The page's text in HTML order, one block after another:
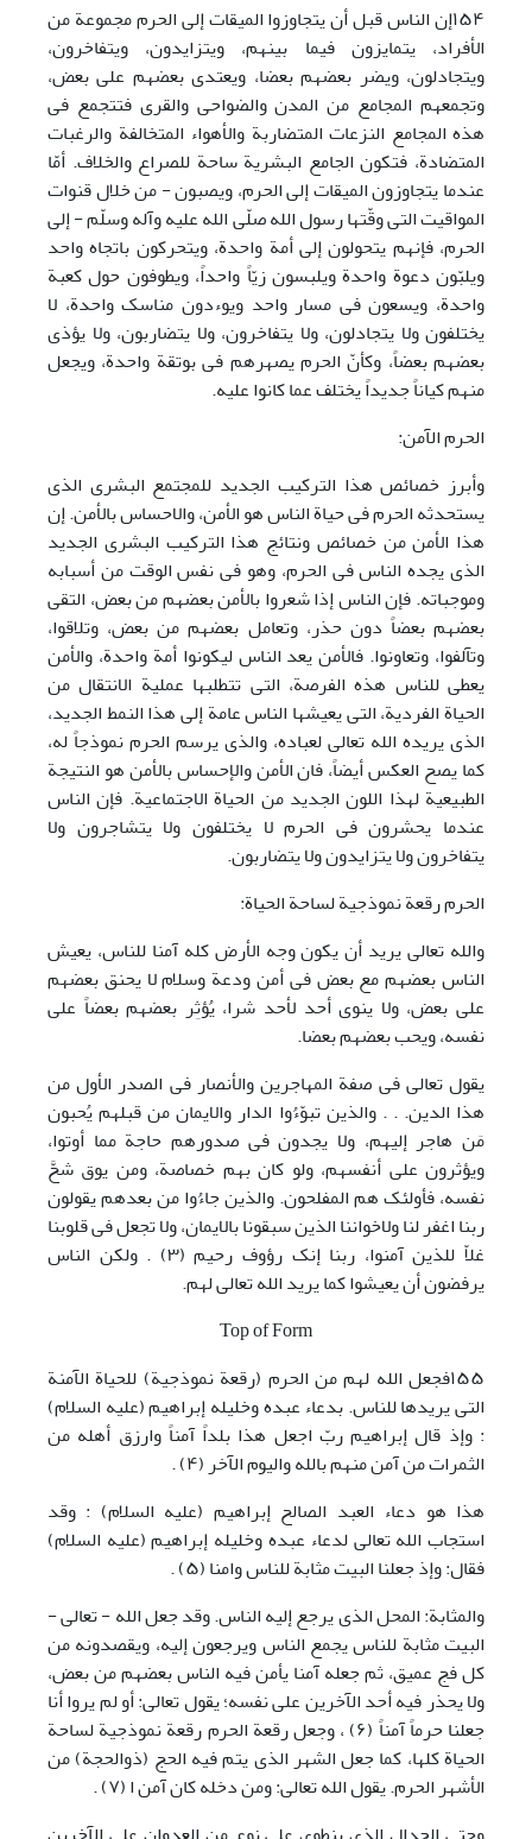
١۵۴إن الناس قبل أن یتجاوزوا المیقات إلی الحرم مجموعة من
الأفراد، یتمایزون فیما بینهم، ویتزایدون، ویتفاخرون،
ویتجادلون، ویضر بعضهم بعضا، ویعتدی بعضهم علی بعض،
وتجمعهم المجامع من المدن والضواحی والقری فتتجمع فی
هذه المجامع النزعات المتضاربة والأهواء المتخالفة والرغبات
المتضادة، فتکون الجامع البشریة ساحة للصراع والخلاف. أمّا
عندما یتجاوزون المیقات إلی الحرم، ویصبون - من خلال قنوات
المواقیت التی وقّتها رسول الله صلّی الله علیه وآله وسلّم - إلی
الحرم، فإنهم یتحولون إلی أمة واحدة، ویتحرکون باتجاه واحد
ویلبّون دعوة واحدة ویلبسون زیّاً واحداً، ویطوفون حول کعبة
واحدة، ویسعون فی مسار واحد ویوءدون مناسک واحدة، لا
یختلفون ولا یتجادلون، ولا یتفاخرون، ولا یتضاربون، ولا یؤذی
بعضهم بعضاً، وکأنّ الحرم یصهرهم فی بوتقة واحدة، ویجعل
منهم کیاناً جدیداً یختلف عما کانوا علیه.
الحرم الآمن:
وأبرز خصائص هذا الترکیب الجدید للمجتمع البشری الذی
یستحدثه الحرم فی حیاة الناس هو الأمن، والاحساس بالأمن. إن
هذا الأمن من خصائص ونتائج هذا الترکیب البشری الجدید
الذی یجده الناس فی الحرم، وهو فی نفس الوقت من أسبابه
وموجباته. فإن الناس إذا شعروا بالأمن بعضهم من بعض، التقی
بعضهم بعضاً دون حذر، وتعامل بعضهم من بعض، وتلاقوا،
وتآلفوا، وتعاونوا. فالأمن یعد الناس لیکونوا أمة واحدة، والأمن
یعطی للناس هذه الفرصة، التی تتطلبها عملیة الانتقال من
الحیاة الفردیة، التی یعیشها الناس عامة إلی هذا النمط الجدید،
الذی یریده الله تعالی لعباده، والذی یرسم الحرم نموذجاً له،
کما یصح العکس أیضاً، فان الأمن والإحساس بالأمن هو النتیجة
الطبیعیة لهذا اللون الجدید من الحیاة الاجتماعیة. فإن الناس
عندما یحشرون فی الحرم لا یختلفون ولا یتشاجرون ولا
یتفاخرون ولا یتزایدون ولا یتضاربون.
الحرم رقعة نموذجیة لساحة الحیاة:
والله تعالی یرید أن یکون وجه الأرض کله آمنا للناس، یعیش
الناس بعضهم مع بعض فی أمن ودعة وسلام لا یحنق بعضهم
علی بعض، ولا ینوی أحد لأحد شرا، یُؤثِر بعضهم بعضاً علی
نفسه، ویحب بعضهم بعضا.
یقول تعالی فی صفة المهاجرین والأنصار فی الصدر الأول من
هذا الدین. . . والذین تبوّءُوا الدار والایمان من قبلهم یُحبون
مَن هاجر إلیهم، ولا یجدون فی صدورهم حاجة مما أوتوا،
ویؤثرون علی أنفسهم، ولو کان بهم خصاصة، ومن یوق شحَّ
نفسه، فأولئک هم المفلحون. والذین جاءُوا من بعدهم یقولون
ربنا اغفر لنا ولاخواننا الذین سبقونا بالایمان، ولا تجعل فی قلوبنا
غلاّ للذین آمنوا، ربنا إنک رؤوف رحیم (٣) . ولکن الناس
یرفضون أن یعیشوا کما یرید الله تعالی لهم.
Top of Form
١۵۵فجعل الله لهم من الحرم (رقعة نموذجیة) للحیاة الآمنة
التی یریدها للناس. بدعاء عبده وخلیله إبراهیم (علیه السلام)
: وإذ قال إبراهیم ربّ اجعل هذا بلداً آمناً وارزق أهله من
الثمرات من آمن منهم بالله والیوم الآخر (۴) .
هذا هو دعاء العبد الصالح إبراهیم (علیه السلام) : وقد
استجاب الله تعالی لدعاء عبده وخلیله إبراهیم (علیه السلام)
فقال: وإذ جعلنا البیت مثابة للناس وامنا (۵) .
والمثابة: المحل الذی یرجع إلیه الناس. وقد جعل الله - تعالی -
البیت مثابة للناس یجمع الناس ویرجعون إلیه، ویقصدونه من
کل فج عمیق، ثم جعله آمنا یأمن فیه الناس بعضهم من بعض،
ولا یحذر فیه أحد الآخرین علی نفسه؛ یقول تعالی: أو لم یروا أنا
جعلنا حرماً آمناً (۶) ، وجعل رقعة الحرم رقعة نموذجیة لساحة
الحیاة کلها، کما جعل الشهر الذی یتم فیه الحج (ذوالحجة) من
الأشهر الحرم. یقول الله تعالی: ومن دخله کان آمن ا (٧) .